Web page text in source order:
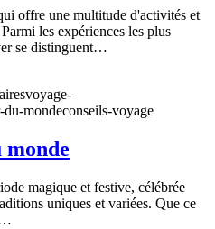
offre une multitude d'activités et
les expériences les plus
se distinguent…
voyage-
du-mondeconseils-voyage
magique et festive, célébrée
uniques et variées. Que ce